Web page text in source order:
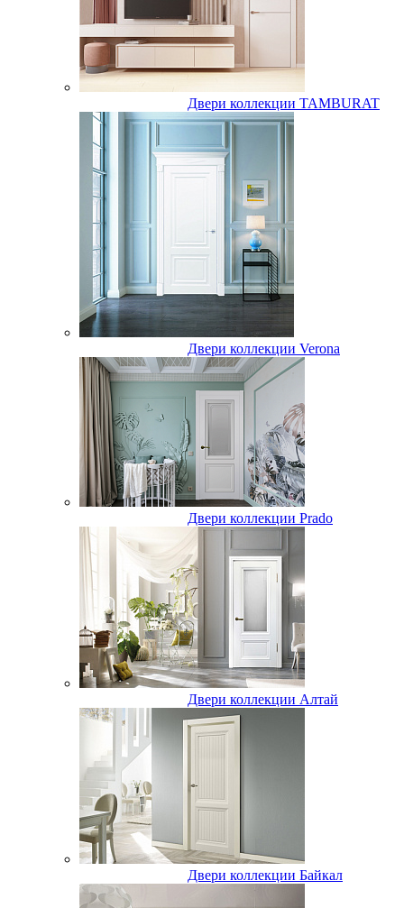
Двери коллекции TAMBURAT
Двери коллекции Verona
Двери коллекции Prado
Двери коллекции Алтай
Двери коллекции Байкал